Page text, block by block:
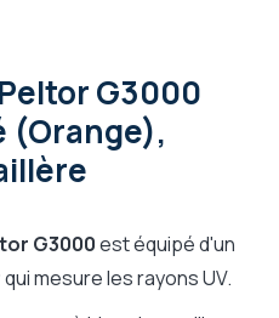
G3000
(Orange),
G3000est équipé d'un
qui mesure les rayons UV.